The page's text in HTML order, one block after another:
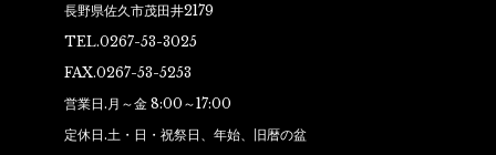
長野県佐久市茂田井2179
TEL.0267-53-3025
FAX.0267-53-5253
営業日.月～金 8:00～17:00
定休日.土・日・祝祭日、年始、旧暦の盆